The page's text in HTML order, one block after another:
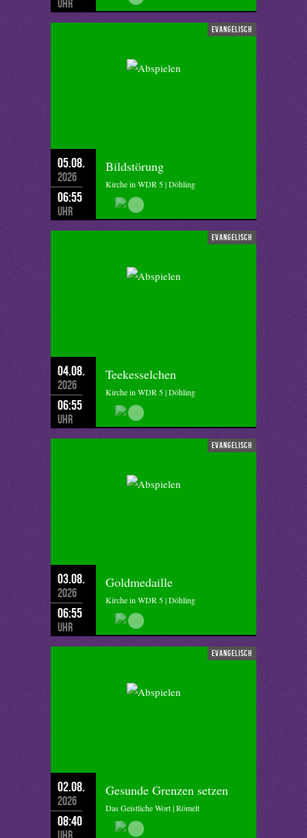
Uhr
evangelisch
05.08.
2026
06:55
Uhr
Bildstörung
Kirche in WDR 5 | Döhling
evangelisch
04.08.
2026
06:55
Uhr
Teekesselchen
Kirche in WDR 5 | Döhling
evangelisch
03.08.
2026
06:55
Uhr
Goldmedaille
Kirche in WDR 5 | Döhling
evangelisch
02.08.
2026
08:40
Uhr
Gesunde Grenzen setzen
Das Geistliche Wort | Römelt